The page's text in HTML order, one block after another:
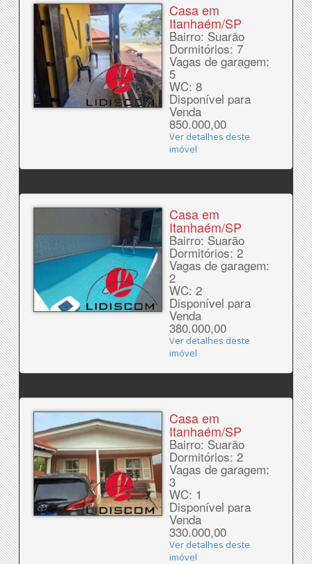
Casa em
Itanhaém/SP
Bairro: Suarão
Dormitórios: 7
Vagas de garagem:
5
WC: 8
Disponível para
Venda
850.000,00
Ver detalhes deste
imóvel
Casa em
Itanhaém/SP
Bairro: Suarão
Dormitórios: 2
Vagas de garagem:
2
WC: 2
Disponível para
Venda
380.000,00
Ver detalhes deste
imóvel
Casa em
Itanhaém/SP
Bairro: Suarão
Dormitórios: 2
Vagas de garagem:
3
WC: 1
Disponível para
Venda
330.000,00
Ver detalhes deste
imóvel